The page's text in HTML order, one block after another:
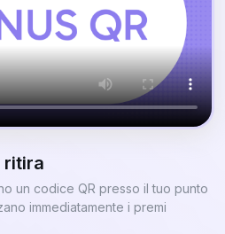
ritira
un codice QR presso il tuo punto
immediatamente i premi